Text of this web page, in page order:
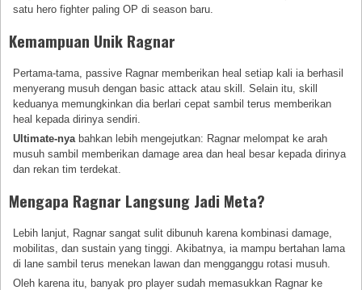
satu hero fighter paling OP di season baru.
Kemampuan Unik Ragnar
Pertama-tama, passive Ragnar memberikan heal setiap kali ia berhasil
menyerang musuh dengan basic attack atau skill. Selain itu, skill
keduanya memungkinkan dia berlari cepat sambil terus memberikan
heal kepada dirinya sendiri.
Ultimate-nyabahkan lebih mengejutkan: Ragnar melompat ke arah
musuh sambil memberikan damage area dan heal besar kepada dirinya
dan rekan tim terdekat.
Mengapa Ragnar Langsung Jadi Meta?
Lebih lanjut, Ragnar sangat sulit dibunuh karena kombinasi damage,
mobilitas, dan sustain yang tinggi. Akibatnya, ia mampu bertahan lama
di lane sambil terus menekan lawan dan mengganggu rotasi musuh.
Oleh karena itu, banyak pro player sudah memasukkan Ragnar ke